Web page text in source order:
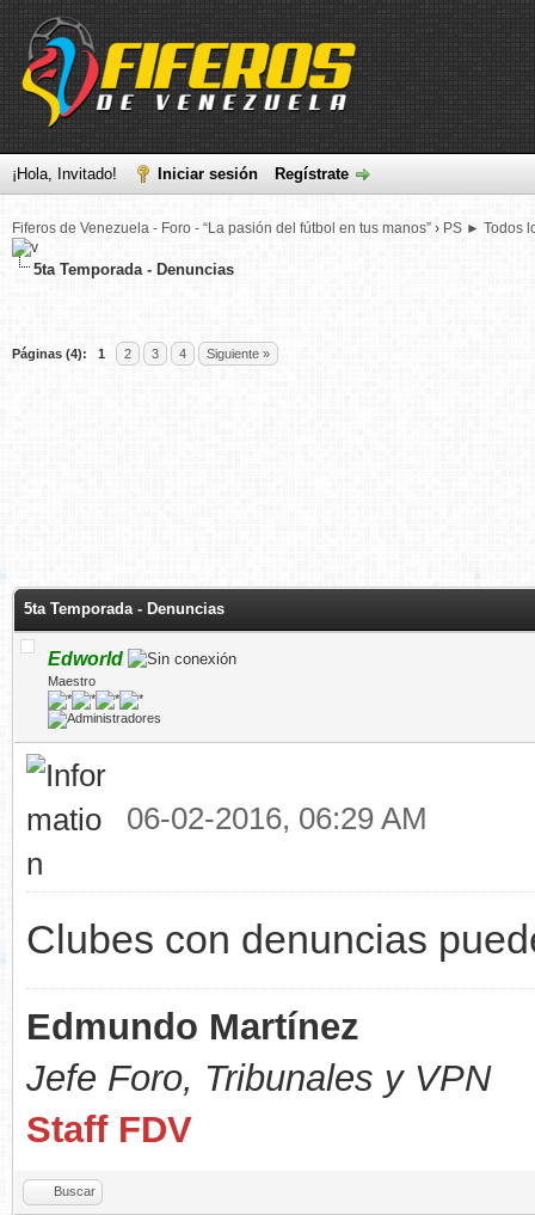
¡Hola, Invitado! Iniciar sesión Regístrate
Fiferos de Venezuela - Foro - “La pasión del fútbol en tus manos” › PS ► Todos
5ta Temporada - Denuncias
Páginas (4): 1 2 3 4 Siguiente »
5ta Temporada - Denuncias
Edworld
Maestro
06-02-2016, 06:29 AM
Clubes con denuncias
Edmundo Martínez
Jefe Foro, Tribunales y VPN
Staff FDV
Buscar